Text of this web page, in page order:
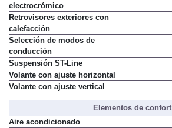
electrocrómico
Retrovisores exteriores con
calefacción
Selección de modos de
conducción
Suspensión ST-Line
Volante con ajuste horizontal
Volante con ajuste vertical
Elementos de confort
Aire acondicionado